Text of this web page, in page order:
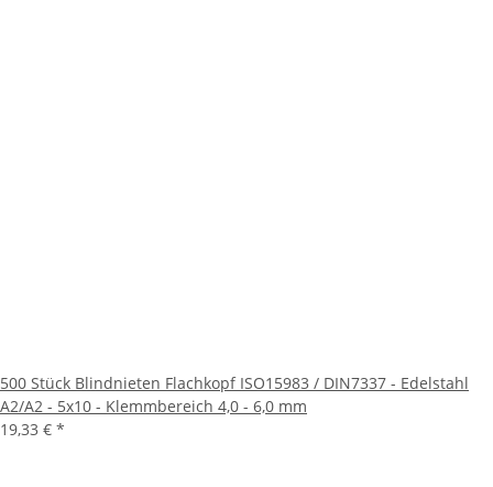
500 Stück Blindnieten Flachkopf ISO15983 / DIN7337 - Edelstahl
A2/A2 - 5x10 - Klemmbereich 4,0 - 6,0 mm
19,33 € *